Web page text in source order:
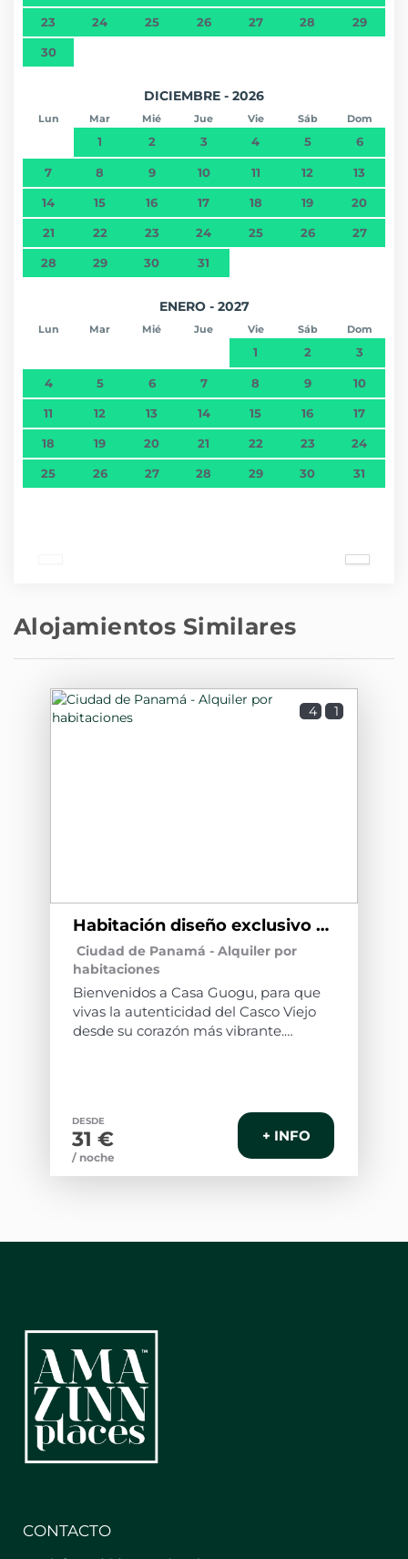
23 24 25 26 27 28 29
30
DICIEMBRE - 2026
Lun Mar Mié Jue Vie Sáb Dom
1 2 3 4 5 6
7 8 9 10 11 12 13
14 15 16 17 18 19 20
21 22 23 24 25 26 27
28 29 30 31
ENERO - 2027
Lun Mar Mié Jue Vie Sáb Dom
1 2 3
4 5 6 7 8 9 10
11 12 13 14 15 16 17
18 19 20 21 22 23 24
25 26 27 28 29 30 31
Alojamientos Similares
4 1
Habitación diseño exclusivo CG11
Ciudad de Panamá - Alquiler por
habitaciones
Bienvenidos a Casa Guogu, para que
vivas la autenticidad del Casco Viejo
desde su corazón más vibrante.
su balcón y vistas a una espectacular
piscina rodeada de vegetación
tropical. Acceso a zonas comunes con
gusto, conservando su esencia
decoradas.
Disfruta de un ambiente acogedor
donde descansar tras explorar el casco
antiguo.
El espacio
calefacción, wifi, nevera, armario,
DESDE
31 €
/ noche
+ INFO
CONTACTO